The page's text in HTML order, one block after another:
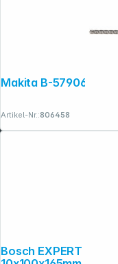
Artikel-Nr.:806458
Bosch EXPERT
Copyright © 2001 -